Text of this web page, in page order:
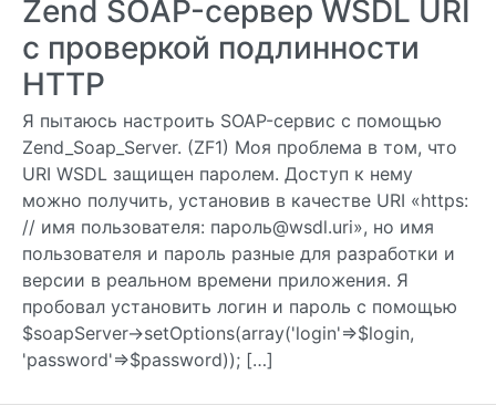
Zend SOAP-сервер WSDL URI
с проверкой подлинности
HTTP
Я пытаюсь настроить SOAP-сервис с помощью
Zend_Soap_Server. (ZF1) Моя проблема в том, что
URI WSDL защищен паролем. Доступ к нему
можно получить, установив в качестве URI «https:
// имя пользователя: пароль@wsdl.uri», но имя
пользователя и пароль разные для разработки и
версии в реальном времени приложения. Я
пробовал установить логин и пароль с помощью
$soapServer->setOptions(array('login'=>$login,
'password'=>$password)); […]